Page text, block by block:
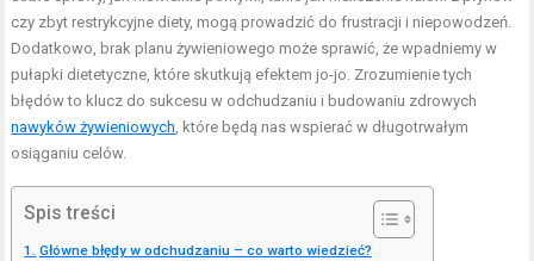
czy zbyt restrykcyjne diety, mogą prowadzić do frustracji i niepowodzeń.
Dodatkowo, brak planu żywieniowego może sprawić, że wpadniemy w
pułapki dietetyczne, które skutkują efektem jo-jo. Zrozumienie tych
błędów to klucz do sukcesu w odchudzaniu i budowaniu zdrowych
nawyków żywieniowych, które będą nas wspierać w długotrwałym
osiąganiu celów.
Spis treści
Główne błędy w odchudzaniu – co warto wiedzieć?